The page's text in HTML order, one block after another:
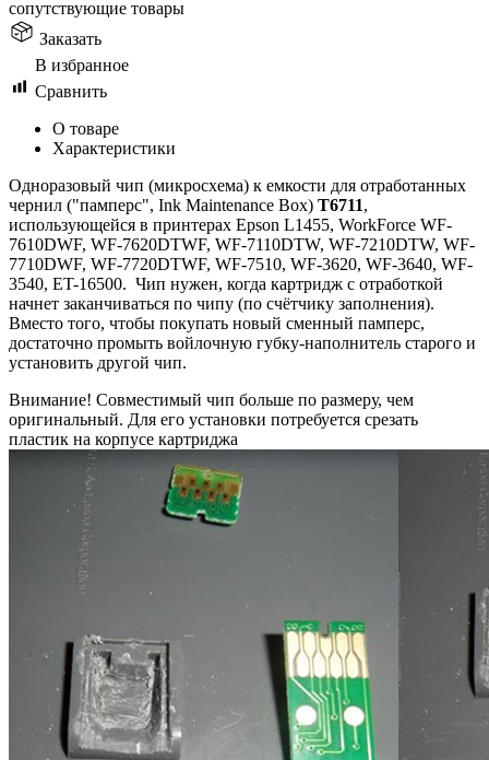
сопутствующие товары
Заказать
В избранное
Сравнить
О товаре
Характеристики
Одноразовый чип (микросхема) к емкости для отработанных
чернил ("памперс", Ink Maintenance Box) T6711,
использующейся в принтерах Epson L1455, WorkForce WF-
7610DWF, WF-7620DTWF, WF-7110DTW, WF-7210DTW, WF-
7710DWF, WF-7720DTWF, WF-7510, WF-3620, WF-3640, WF-
3540, ET-16500. Чип нужен, когда картридж с отработкой
начнет заканчиваться по чипу (по счётчику заполнения).
Вместо того, чтобы покупать новый сменный памперс,
достаточно промыть войлочную губку-наполнитель старого и
установить другой чип.
Внимание! Совместимый чип больше по размеру, чем
оригинальный. Для его установки потребуется срезать
пластик на корпусе картриджа